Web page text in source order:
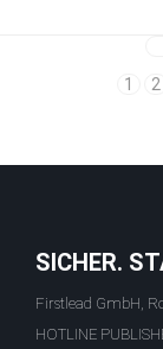
1
2
SICHER.
Firstlead GmbH,
HOTLINE